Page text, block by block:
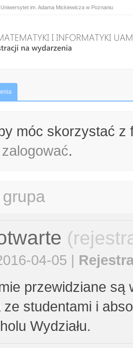
im. Adama Mickiewicza w Poznaniu
móc skorzystać z
zalogować.
04-05 |
przewidziane są
ze studentami i
Wydziału.